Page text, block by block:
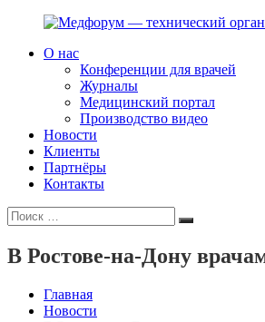
Перейти
содержимому
Медфорум
технический
организатор
мероприятий
врачей
консультируем
участников
российского
фармрынка
помогаем
выстраивать
с
медицинским
и
фармацевтическим
О нас
Конференции для врачей
Журналы
Медицинский портал
Производство видео
Новости
Клиенты
Партнёры
Контакты
Искать:
Поиск
В Ростове-на-Дону
Главная
Новости